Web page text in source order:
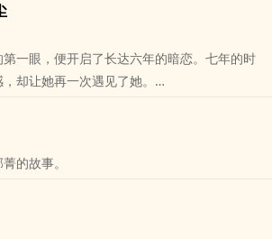
死时的瞬间，她才明白谁才是最重要的人。
了，变成了活色生香的大美人。冷属秋觉得自
人非要去报上一辈的仇。
宠
一眼，便开启了长达六年的暗恋。七年的时
却让她再一次遇见了她。
的故事。